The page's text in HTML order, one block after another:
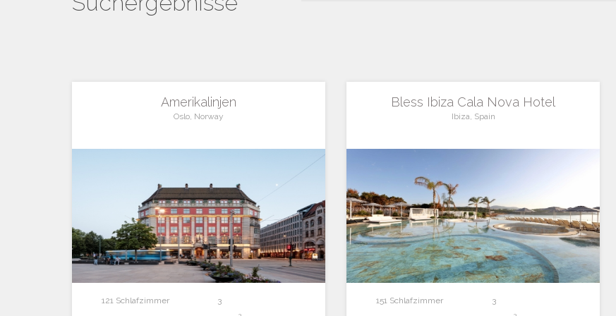
Amerikalinjen
Oslo, Norway
121 Schlafzimmer 3
Bless Ibiza Cala Nova Hotel
Ibiza, Spain
151 Schlafzimmer 3